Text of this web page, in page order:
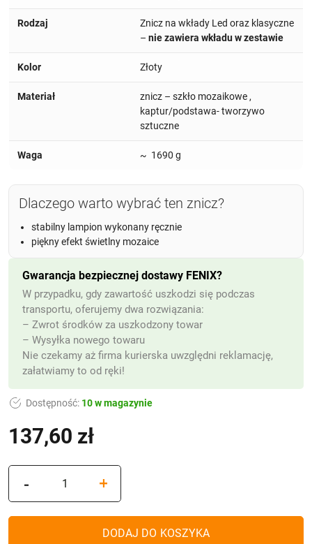
137,60 zł
Rodzaj
Znicz na wkłady Led oraz klasyczne
– nie zawiera wkładu w zestawie
Kolor Złoty
Materiał
znicz – szkło mozaikowe ,
kaptur/podstawa- tworzywo
sztuczne
Waga ~ 1690 g
Dlaczego warto wybrać ten znicz?
stabilny lampion wykonany ręcznie
piękny efekt świetlny mozaice
Dostępność: 10 w magazynie
Gwarancja bezpiecznej dostawy FENIX?
W przypadku, gdy zawartość uszkodzi się podczas
transportu, oferujemy dwa rozwiązania:
– Zwrot środków za uszkodzony towar
– Wysyłka nowego towaru
Nie czekamy aż firma kurierska uwzględni reklamację,
załatwiamy to od ręki!
-
Znicz
+
DODAJ DO KOSZYKA